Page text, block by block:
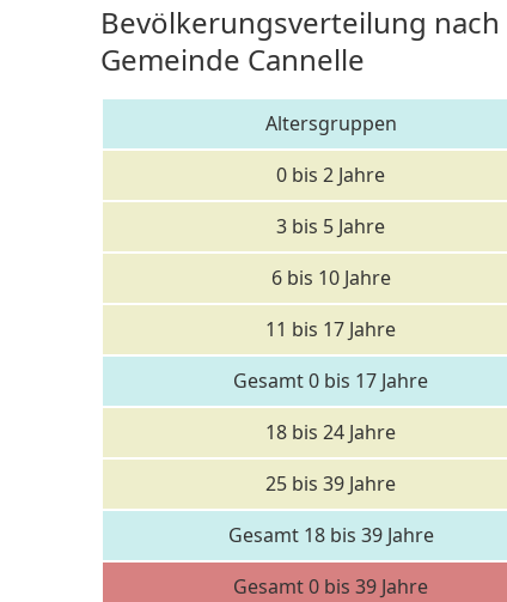
Bevölkerungsverteilung nach
Gemeinde Cannelle
Altersgruppen
0 bis 2 Jahre
3 bis 5 Jahre
6 bis 10 Jahre
11 bis 17 Jahre
Gesamt 0 bis 17 Jahre
18 bis 24 Jahre
25 bis 39 Jahre
Gesamt 18 bis 39 Jahre
Gesamt 0 bis 39 Jahre